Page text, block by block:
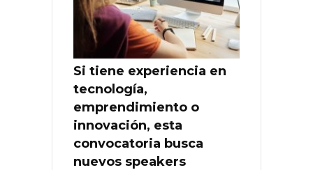
Si tiene experiencia en
tecnología,
emprendimiento o
innovación, esta
convocatoria busca
nuevos speakers